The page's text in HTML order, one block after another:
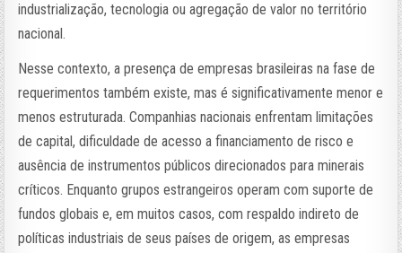
industrialização, tecnologia ou agregação de valor no território
nacional.
Nesse contexto, a presença de empresas brasileiras na fase de
requerimentos também existe, mas é significativamente menor e
menos estruturada. Companhias nacionais enfrentam limitações
de capital, dificuldade de acesso a financiamento de risco e
ausência de instrumentos públicos direcionados para minerais
críticos. Enquanto grupos estrangeiros operam com suporte de
fundos globais e, em muitos casos, com respaldo indireto de
políticas industriais de seus países de origem, as empresas